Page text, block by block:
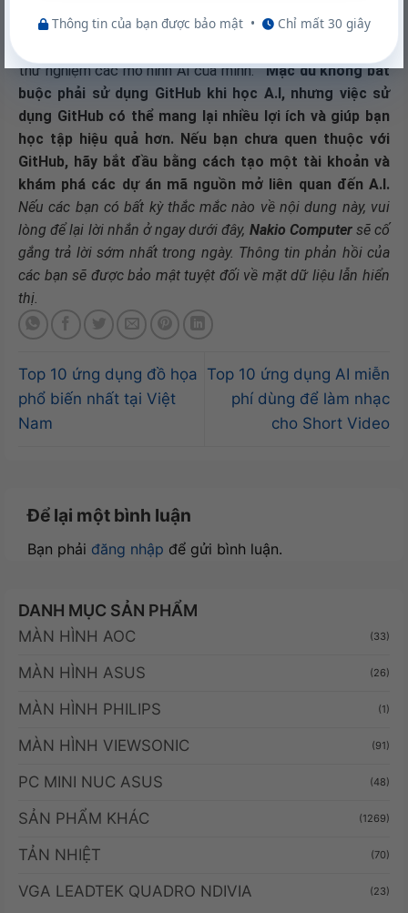
Thông tin của bạn được bảo mật • Chỉ mất 30 giây
triển khác như Jupyter Notebook, Google Colab, và các
thử nghiệm các mô hình AI của mình.Mặc dù không bắt
buộc phải sử dụng GitHub khi học A.I, nhưng việc sử
dụng GitHub có thể mang lại nhiều lợi ích và giúp bạn
học tập hiệu quả hơn. Nếu bạn chưa quen thuộc với
GitHub, hãy bắt đầu bằng cách tạo một tài khoản và
khám phá các dự án mã nguồn mở liên quan đến A.I.
Nếu các bạn có bất kỳ thắc mắc nào về nội dung này, vui
lòng để lại lời nhắn ở ngay dưới đây, Nakio Computer sẽ cố
gắng trả lời sớm nhất trong ngày. Thông tin phản hồi của
các bạn sẽ được bảo mật tuyệt đối về mặt dữ liệu lẫn hiển
thị.
Top 10 ứng dụng đồ họa
phổ biến nhất tại Việt
Nam
Top 10 ứng dụng AI miễn
phí dùng để làm nhạc
cho Short Video
Để lại một bình luận
Bạn phải đăng nhập để gửi bình luận.
DANH MỤC SẢN PHẨM
MÀN HÌNH AOC (33)
MÀN HÌNH ASUS (26)
MÀN HÌNH PHILIPS (1)
MÀN HÌNH VIEWSONIC (91)
PC MINI NUC ASUS (48)
SẢN PHẨM KHÁC (1269)
TẢN NHIỆT (70)
VGA LEADTEK QUADRO NDIVIA (23)